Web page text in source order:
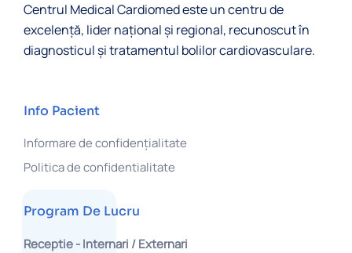
Centrul Medical Cardiomed este un centru de
excelență, lider naţional și regional, recunoscut în
diagnosticul şi tratamentul bolilor cardiovasculare.
Info Pacient
Informare de confidențialitate
Politica de confidentialitate
Program De Lucru
Receptie - Internari / Externari